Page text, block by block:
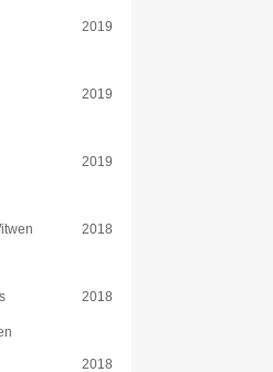
2019
2019
2019
2018
2018
2018